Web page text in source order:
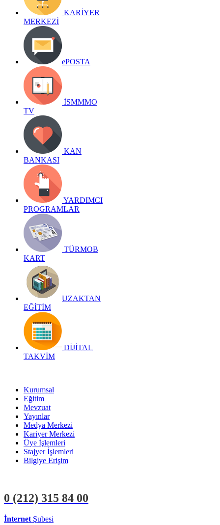
KARİYER
MERKEZİ
ePOSTA
İSMMMO
TV
KAN
BANKASI
YARDIMCI
PROGRAMLAR
TÜRMOB
KART
UZAKTAN
EĞİTİM
DİJİTAL
TAKVİM
Kurumsal
Eğitim
Mevzuat
Yayınlar
Medya Merkezi
Kariyer Merkezi
Üye İşlemleri
Stajyer İşlemleri
Bilgiye Erişim
0 (212) 315 84 00
İnternet Şubesi